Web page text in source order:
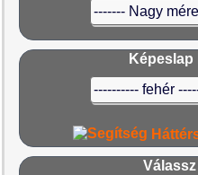
Képeslap